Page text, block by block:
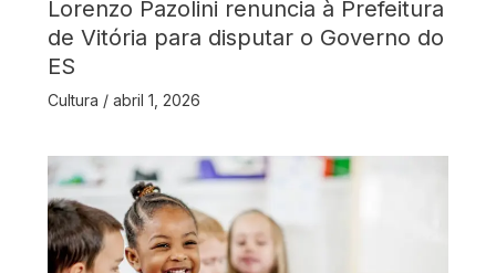
Lorenzo Pazolini renuncia à Prefeitura
de Vitória para disputar o Governo do
ES
Cultura / abril 1, 2026